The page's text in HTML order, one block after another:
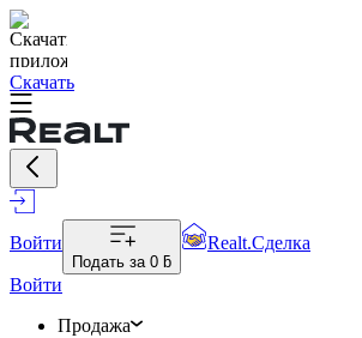
Скачать
Войти
Подать за 0 ƃ
Realt.Сделка
Войти
Продажа